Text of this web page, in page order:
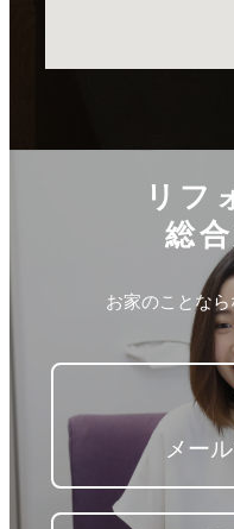
リフ
総
お家のことな
メー